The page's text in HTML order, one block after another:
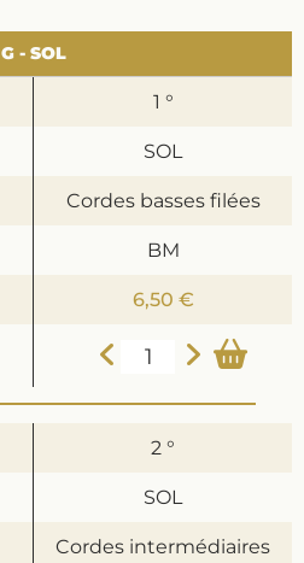
G - SOL
1 °
SOL
Cordes basses filées
BM
6,50 €
2 °
SOL
Cordes intermédiaires